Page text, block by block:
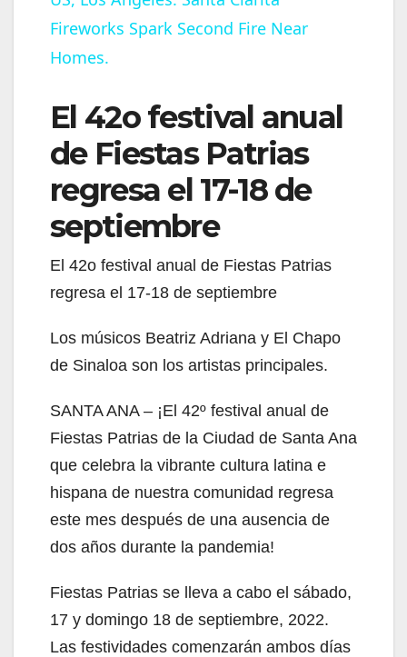
a
V
i
d
e
o
Fireworks Spark Second Fire Near
Homes.
El 42o festival anual
de Fiestas Patrias
regresa el 17-18 de
septiembre
El 42o festival anual de Fiestas Patrias
regresa el 17-18 de septiembre
Los músicos Beatriz Adriana y El Chapo
de Sinaloa son los artistas principales.
SANTA ANA – ¡El 42º festival anual de
Fiestas Patrias de la Ciudad de Santa Ana
que celebra la vibrante cultura latina e
hispana de nuestra comunidad regresa
este mes después de una ausencia de
dos años durante la pandemia!
Fiestas Patrias se lleva a cabo el sábado,
17 y domingo 18 de septiembre, 2022.
Las festividades comenzarán ambos días